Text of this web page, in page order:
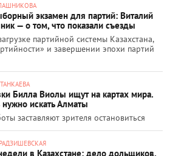
экзамен для партий: Виталий
— о том, что показали съезды
партийной системы Казахстана,
и завершении эпохи партий
Билла Виолы ищут на картах мира.
нужно искать Алматы
заставляют зрителя остановиться
в Казахстане: дело дольщиков,